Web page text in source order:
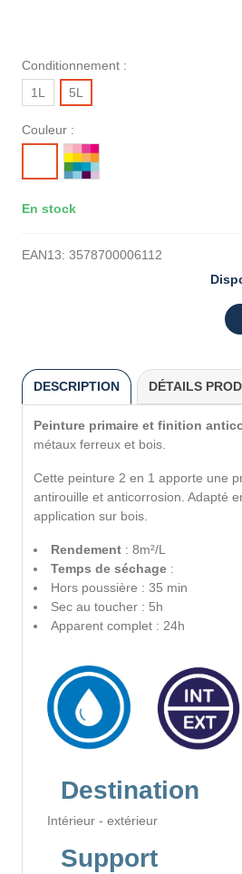
Conditionnement :
1L
5L
Couleur :
MISE
A
TEINTE
En stock
EAN13: 3578700006112
DESCRIPTION DÉTAILS
Peinture primaire et finition
métaux ferreux et bois.
Cette peinture 2 en 1 apporte une
antirouille et anticorrosion. Adapté
application sur bois.
Rendement : 8m²/L
Temps de séchage :
Hors poussière : 35 min
Sec au toucher : 5h
Apparent complet : 24h
Destination
Intérieur - extérieur
Support